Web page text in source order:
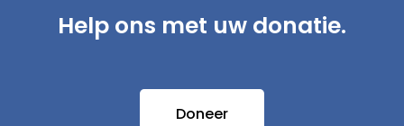
Help ons met uw donatie.
Doneer